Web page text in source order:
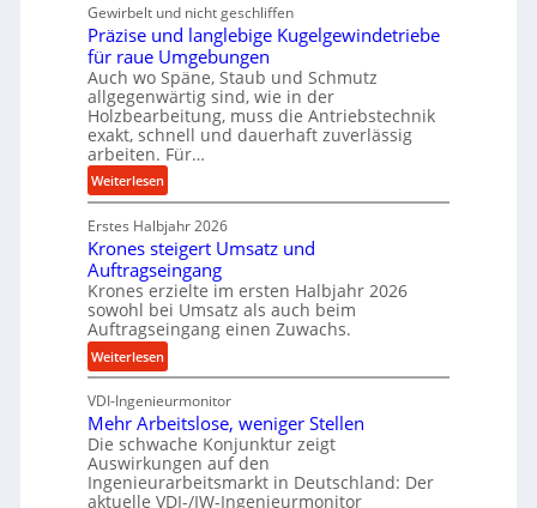
b
e
i
m
D
r
ü
c
k
p
r
o
z
e
s
s
u
g
e
l
g
e
w
i
n
e
r
i
e
b
u
n
d
H
y
d
Gewirbelt und nicht geschliffen
Präzise und langlebige Kugelgewindetriebe
für raue Umgebungen
Auch wo Späne, Staub und Schmutz
allgegenwärtig sind, wie in der
Holzbearbeitung, muss die Antriebstechnik
exakt, schnell und dauerhaft zuverlässig
arbeiten. Für…
Weiterlesen:
P
r
ä
z
i
s
e
u
n
d
l
a
n
g
Erstes Halbjahr 2026
Krones steigert Umsatz und
Auftragseingang
Krones erzielte im ersten Halbjahr 2026
sowohl bei Umsatz als auch beim
Auftragseingang einen Zuwachs.
Weiterlesen:
K
r
o
n
e
s
VDI-Ingenieurmonitor
Mehr Arbeitslose, weniger Stellen
Die schwache Konjunktur zeigt
Auswirkungen auf den
Ingenieurarbeitsmarkt in Deutschland: Der
aktuelle VDI-/IW-Ingenieurmonitor